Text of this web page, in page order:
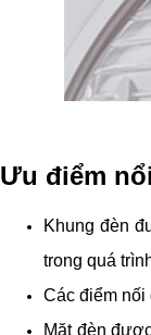
Ưu điểm
Khung đèn
trong quá
Các điểm nối
Mặt đèn